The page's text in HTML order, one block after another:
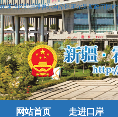
欢迎访问新疆维吾尔自治区霍尔果斯政府网
网站首页 走进口岸